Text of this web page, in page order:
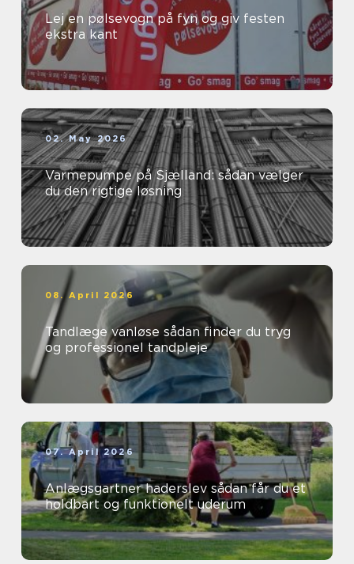
Lej en pølsevogn på fyn og giv festen
ekstra kant
02. May 2026
Varmepumpe på Sjælland: sådan vælger
du den rigtige løsning
08. April 2026
Tandlæge vanløse sådan finder du tryg
og professionel tandpleje
07. April 2026
Anlægsgartner haderslev sådan får du et
holdbart og funktionelt uderum